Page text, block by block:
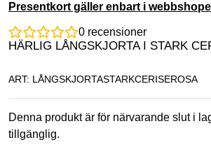
Presentkort gäller enbart i
0 recensioner
HÄRLIG LÅNGSKJORTA I STARK
ART: LÅNGSKJORTASTARKCERISEROSA
Denna produkt är för närvarande slut i
tillgänglig.